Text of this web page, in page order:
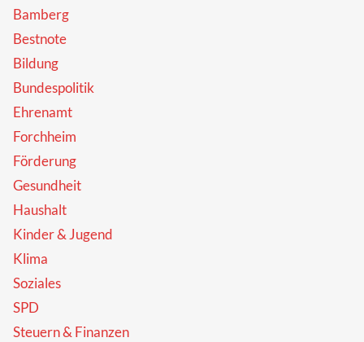
Bamberg
Bestnote
Bildung
Bundespolitik
Ehrenamt
Forchheim
Förderung
Gesundheit
Haushalt
Kinder & Jugend
Klima
Soziales
SPD
Steuern & Finanzen